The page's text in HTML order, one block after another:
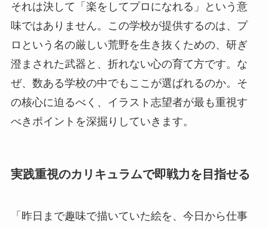
それは決して「楽をしてプロになれる」という意
味ではありません。この学校が提供するのは、プ
ロという名の厳しい荒野を生き抜くための、研ぎ
澄まされた武器と、折れない心の育て方です。な
ぜ、数ある学校の中でもここが選ばれるのか。そ
の核心に迫るべく、イラスト志望者が最も重視す
べきポイントを深掘りしていきます。
実践重視のカリキュラムで即戦力を目指せる
「昨日まで趣味で描いていた絵を、今日から仕事